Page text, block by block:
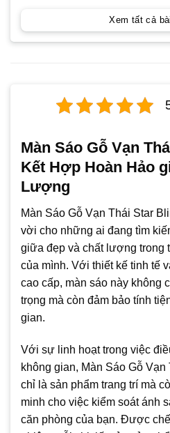
Màn Sáo Gỗ Vạn
Kết Hợp Hoàn Hảo
Lượng
Màn Sáo Gỗ Vạn Thái Star
vời cho những ai đang tìm
giữa đẹp và chất lượng trong
của mình. Với thiết kế tinh tế
cao cấp, màn sáo này không
trọng mà còn đảm bảo tính
gian.
Với sự linh hoạt trong việc
không gian, Màn Sáo Gỗ
chỉ là sản phẩm trang trí mà
minh cho việc kiểm soát ánh
căn phòng của bạn. Được
Xem tất cả